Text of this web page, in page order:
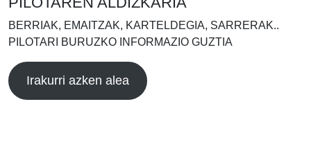
BERRIAK, EMAITZAK, KARTELDEGIA, SARRERAK..
PILOTARI BURUZKO INFORMAZIO GUZTIA
Irakurri azken alea